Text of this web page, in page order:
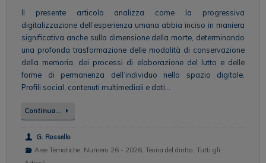
Il presente articolo analizza come la progressiva
digitalizzazione dell’esperienza umana abbia inciso in maniera
significativa anche sulla dimensione della morte, determinando
una profonda trasformazione delle modalità di conservazione
della memoria, dei processi di elaborazione del lutto e delle
forme di permanenza dell’individuo nello spazio digitale.
Profili social, contenuti multimediali e dati…
Continua…
G. Rossello
Aree Tematiche, Numero 26 - 2026, Teoria del diritto, Tutti gli